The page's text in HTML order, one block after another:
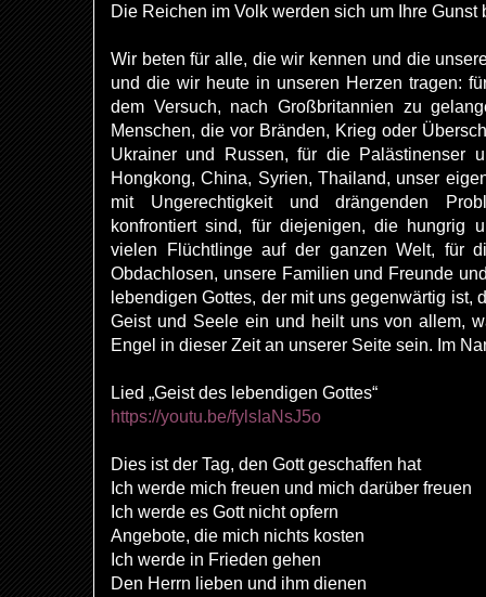
Die Reichen im Volk werden sich um Ihre Gunst
Wir beten für alle, die wir kennen und die
und die wir heute in unseren Herzen tragen:
dem Versuch, nach Großbritannien zu
Menschen, die vor Bränden, Krieg oder
Ukrainer und Russen, für die Palästinenser
Hongkong, China, Syrien, Thailand, unser
mit Ungerechtigkeit und drängenden
konfrontiert sind, für diejenigen, die hungrig
vielen Flüchtlinge auf der ganzen Welt, für
Obdachlosen, unsere Familien und Freunde
lebendigen Gottes, der mit uns gegenwärtig ist,
Geist und Seele ein und heilt uns von allem,
Engel in dieser Zeit an unserer Seite sein. Im
Lied „Geist des lebendigen Gottes“
https://youtu.be/fylsIaNsJ5o
Dies ist der Tag, den Gott geschaffen hat
Ich werde mich freuen und mich darüber freuen
Ich werde es Gott nicht opfern
Angebote, die mich nichts kosten
Ich werde in Frieden gehen
Den Herrn lieben und ihm dienen